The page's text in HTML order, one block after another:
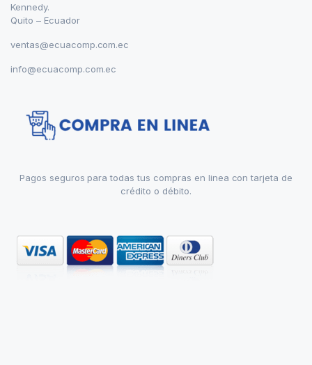
Kennedy.
Quito – Ecuador
ventas@ecuacomp.com.ec
info@ecuacomp.com.ec
Pagos seguros para todas tus compras en linea con tarjeta de
crédito o débito.